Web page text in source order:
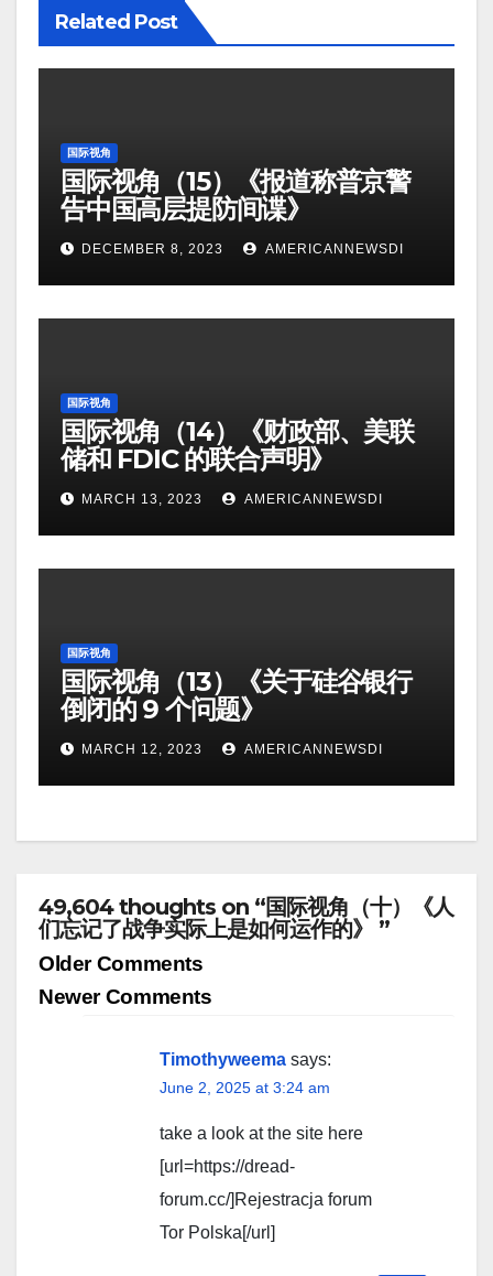
Related Post
国际视角
国际视角（15）《报道称普京警
告中国高层提防间谍》
DECEMBER 8, 2023 AMERICANNEWSDI
国际视角
国际视角（14）《财政部、美联
储和 FDIC 的联合声明》
MARCH 13, 2023 AMERICANNEWSDI
国际视角
国际视角（13）《关于硅谷银行
倒闭的 9 个问题》
MARCH 12, 2023 AMERICANNEWSDI
49,604 thoughts on “国际视角（十）《人
们忘记了战争实际上是如何运作的》 ”
Comment
navigation
Older Comments
Newer Comments
Timothyweema says:
June 2, 2025 at 3:24 am
take a look at the site here
[url=https://dread-
forum.cc/]Rejestracja forum
Tor Polska[/url]